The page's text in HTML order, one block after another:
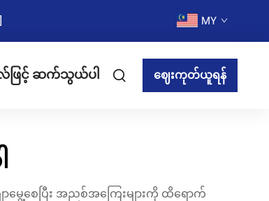
MY
ဖြင့် ဆက်သွယ်ပါ ဈေးကုတ်ယူရန်
ေ့စေပြီး အညစ်အကြေးများကို ထိရောက်